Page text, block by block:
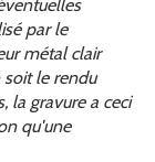
par le
métal clair
le rendu
la gravure a ceci
qu'une